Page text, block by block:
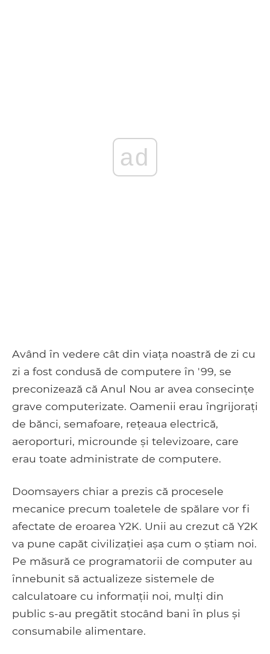
ad
Având în vedere cât din viața noastră de zi cu
zi a fost condusă de computere în '99, se
preconizează că Anul Nou ar avea consecințe
grave computerizate. Oamenii erau îngrijorați
de bănci, semafoare, rețeaua electrică,
aeroporturi, microunde și televizoare, care
erau toate administrate de computere.
Doomsayers chiar a prezis că procesele
mecanice precum toaletele de spălare vor fi
afectate de eroarea Y2K. Unii au crezut că Y2K
va pune capăt civilizației așa cum o știam noi.
Pe măsură ce programatorii de computer au
înnebunit să actualizeze sistemele de
calculatoare cu informații noi, mulți din
public s-au pregătit stocând bani în plus și
consumabile alimentare.